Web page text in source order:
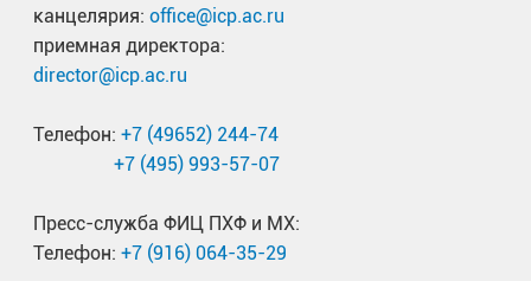
канцелярия: office@icp.ac.ru
приемная директора:
director@icp.ac.ru
Телефон: +7 (49652) 244-74
+7 (495) 993-57-07
Пресс-служба ФИЦ ПХФ и МХ:
Телефон: +7 (916) 064-35-29